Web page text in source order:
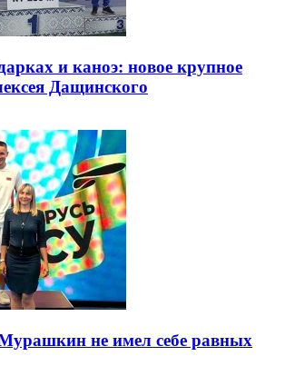
и каноэ: новое крупное
Дащинского
не имел себе равных